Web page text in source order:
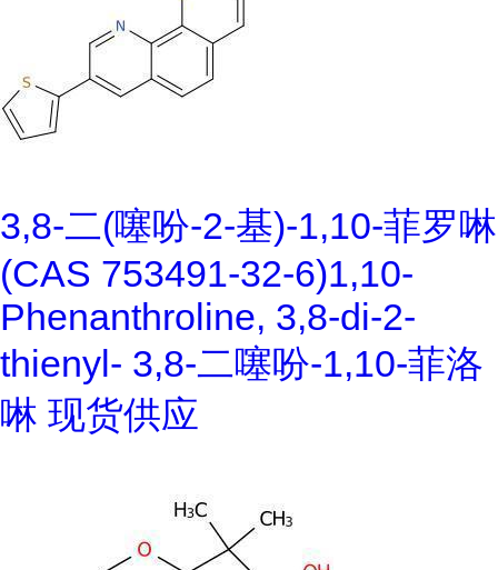
3,8-二(噻吩-2-基)-1,10-菲罗啉
(CAS 753491-32-6)1,10-
Phenanthroline, 3,8-di-2-
thienyl- 3,8-二噻吩-1,10-菲洛
啉 现货供应